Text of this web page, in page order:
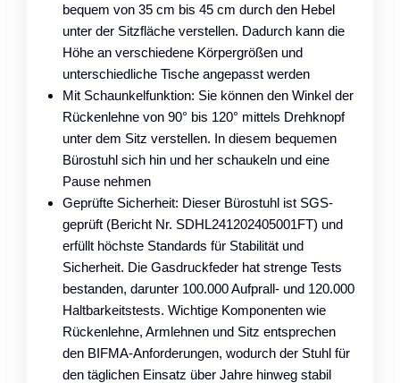
bequem von 35 cm bis 45 cm durch den Hebel
unter der Sitzfläche verstellen. Dadurch kann die
Höhe an verschiedene Körpergrößen und
unterschiedliche Tische angepasst werden
Mit Schaunkelfunktion: Sie können den Winkel der
Rückenlehne von 90° bis 120° mittels Drehknopf
unter dem Sitz verstellen. In diesem bequemen
Bürostuhl sich hin und her schaukeln und eine
Pause nehmen
Geprüfte Sicherheit: Dieser Bürostuhl ist SGS-
geprüft (Bericht Nr. SDHL241202405001FT) und
erfüllt höchste Standards für Stabilität und
Sicherheit. Die Gasdruckfeder hat strenge Tests
bestanden, darunter 100.000 Aufprall- und 120.000
Haltbarkeitstests. Wichtige Komponenten wie
Rückenlehne, Armlehnen und Sitz entsprechen
den BIFMA-Anforderungen, wodurch der Stuhl für
den täglichen Einsatz über Jahre hinweg stabil